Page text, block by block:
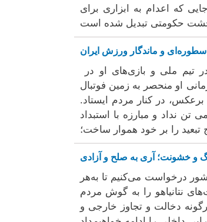
که اعدام به ابزاری برای
و ماندگار ورزش ایران
تیم ملی و بازی‌های او در
او منحصر به زمین فوتبال
در کنار مردم ایستاد.
نداد و مبارزه با استبداد
تبعید را بر خود هموار ساخت؛
و خشونت؛ آری به صلح و آزادی
درخواست می‌کنیم تا به‌هر
نتانیاهو را به گوش مردم
دخالت و تجاوز خارجی و